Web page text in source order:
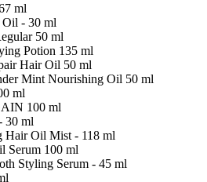
ml
- 30 ml
50 ml
Potion 135 ml
Hair Oil 50 ml
Mint Nourishing Oil 50 ml
ml
100 ml
30 ml
Hair Oil Mist - 118 ml
Serum 100 ml
Styling Serum - 45 ml